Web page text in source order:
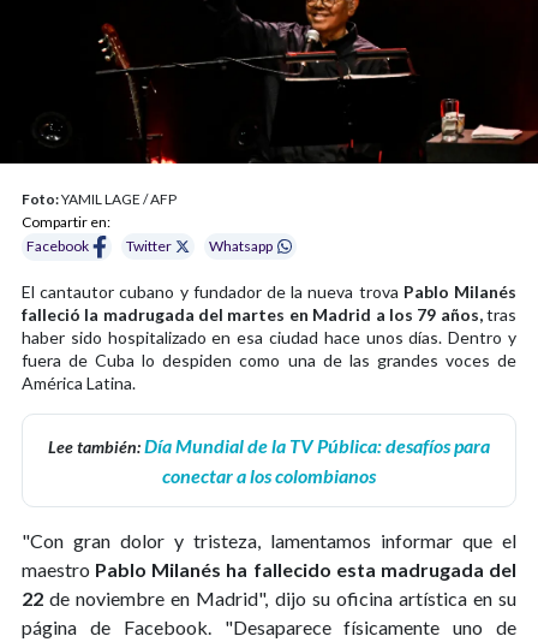
Foto:YAMIL LAGE / AFP
Compartir en:
Facebook
Twitter Whatsapp
El cantautor cubano y fundador de la nueva trova Pablo Milanés
falleció la madrugada del martes en Madrid a los 79 años,tras
haber sido hospitalizado en esa ciudad hace unos días. Dentro y
fuera de Cuba lo despiden como una de las grandes voces de
América Latina.
Lee también:Día Mundial de la TV Pública: desafíos para
conectar a los colombianos
"Con gran dolor y tristeza, lamentamos informar que el
maestro Pablo Milanés ha fallecido esta madrugada del
22 de noviembre en Madrid", dijo su oficina artística en su
página de Facebook. "Desaparece físicamente uno de